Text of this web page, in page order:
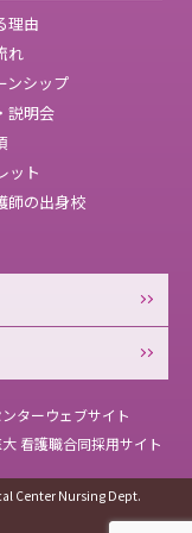
理由
れ
ンシップ
説明会
ット
師の出身校
ターウェブサイト
看護職合同採用サイト
Center Nursing Dept.